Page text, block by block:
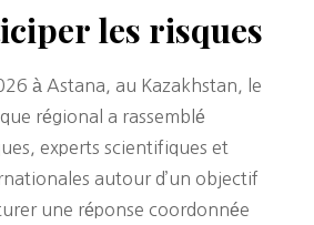
les risques
à Astana, au Kazakhstan, le
régional a rassemblé
experts scientifiques et
autour d’un objectif
une réponse coordonnée